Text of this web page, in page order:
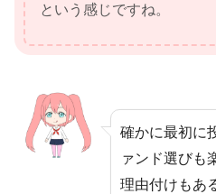
という感じですね。
確かに最初に
ァンド選びも
理由付けもあ